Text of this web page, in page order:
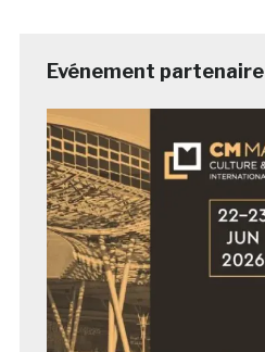
Evénement partenaire